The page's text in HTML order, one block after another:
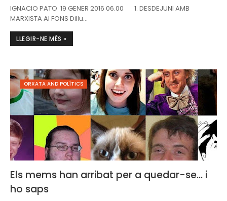
IGNACIO PATO 19 GENER 2016 06.00 1. DESDEJUNI AMB
MARXISTA Al FONS Dillu…
LLEGIR-NE MÉS »
ORXATA AND POLÍTICS
Els mems han arribat per a quedar-se... i
ho saps